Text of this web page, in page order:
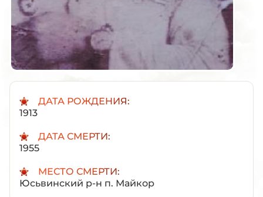
ДАТА РОЖДЕНИЯ:
1913
ДАТА СМЕРТИ:
1955
МЕСТО СМЕРТИ:
Юсьвинский р-н п. Майкор